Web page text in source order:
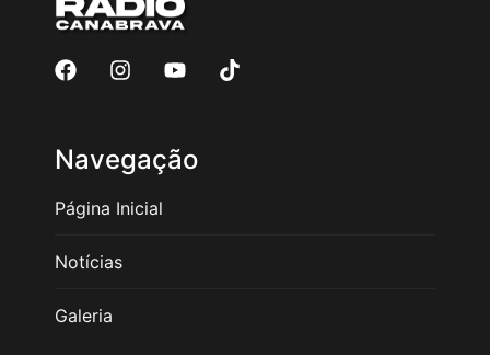
Navegação
Página Inicial
Notícias
Galeria